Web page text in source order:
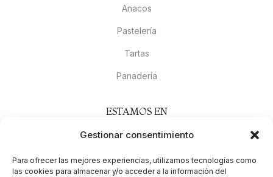
Gestionar consentimiento
Para ofrecer las mejores experiencias, utilizamos tecnologías como
las cookies para almacenar y/o acceder a la información del
Anacos
Pastelería
Tartas
Panadería
ESTAMOS EN
986 41 69 40